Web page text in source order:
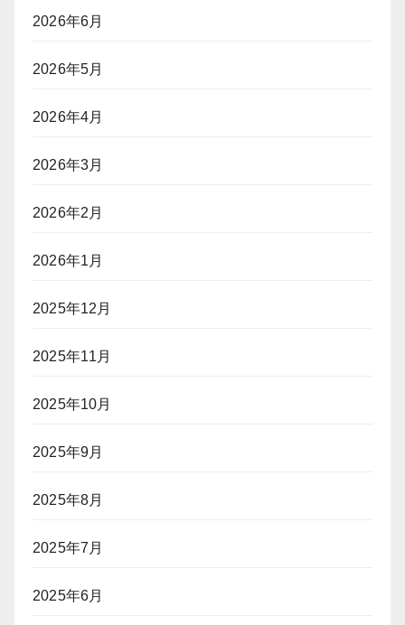
2026年6月
2026年5月
2026年4月
2026年3月
2026年2月
2026年1月
2025年12月
2025年11月
2025年10月
2025年9月
2025年8月
2025年7月
2025年6月